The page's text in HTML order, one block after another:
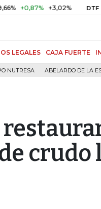
+3,02% DTF 10,34%
LEGALES CAJA FUERTE
NUTRESA ABELARDO DE LA
crudo